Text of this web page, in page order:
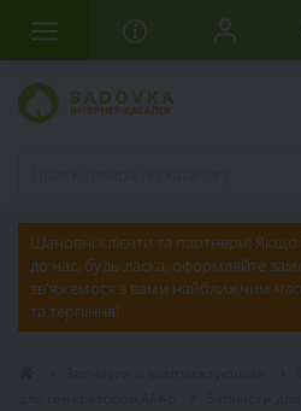
Шановні клієнти та партнери!
до нас, будь ласка, оформляйте
зв'яжемося з вами найближчим
та терпіння!